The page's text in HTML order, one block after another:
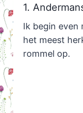
1.
Ik begin even
het meest
rommel op.